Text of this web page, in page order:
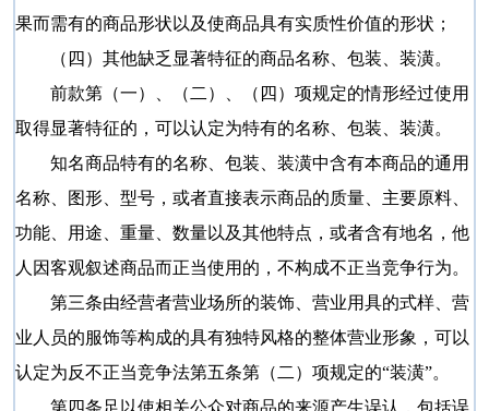
果而需有的商品形状以及使商品具有实质性价值的形状；
（四）其他缺乏显著特征的商品名称、包装、装潢。
前款第（一）、（二）、（四）项规定的情形经过使用
取得显著特征的，可以认定为特有的名称、包装、装潢。
知名商品特有的名称、包装、装潢中含有本商品的通用
名称、图形、型号，或者直接表示商品的质量、主要原料、
功能、用途、重量、数量以及其他特点，或者含有地名，他
人因客观叙述商品而正当使用的，不构成不正当竞争行为。
第三条由经营者营业场所的装饰、营业用具的式样、营
业人员的服饰等构成的具有独特风格的整体营业形象，可以
认定为反不正当竞争法第五条第（二）项规定的“装潢”。